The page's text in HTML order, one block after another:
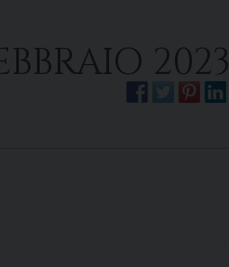
2023